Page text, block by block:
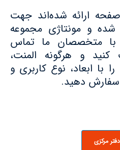
ارائه شده‌اند جهت
شده و مونتاژی مجموعه
با متخصصان ما تماس
کنید و هرگونه المنت،
با ابعاد، نوع کاربری و
سفارش دهید.
مرکزی